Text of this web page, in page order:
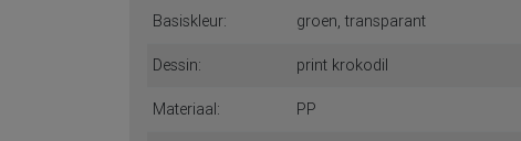
Basiskleur: groen, transparant
Dessin: print krokodil
Materiaal: PP